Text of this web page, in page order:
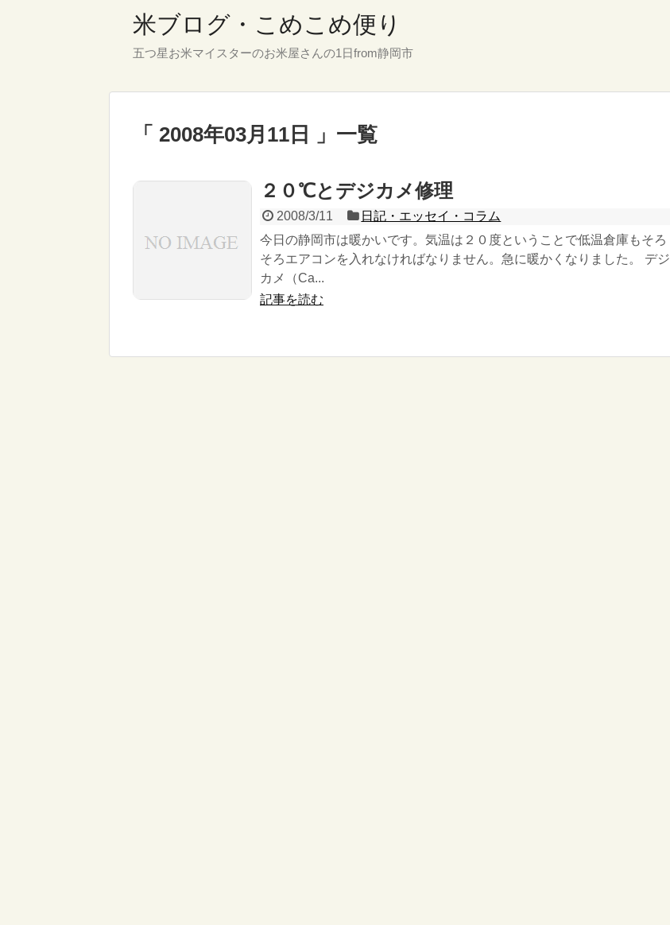
米ブログ・こめこめ便り
五つ星お米マイスターのお米屋さんの1日from静岡市
「 2008年03月11日 」一覧
２０℃とデジカメ修理
2008/3/11
日記・エッセイ・コラム
今日の静岡市は暖かいです。気温は２０度ということで低温倉庫もそろ
そろエアコンを入れなければなりません。急に暖かくなりました。 デジ
カメ（Ca...
記事を読む